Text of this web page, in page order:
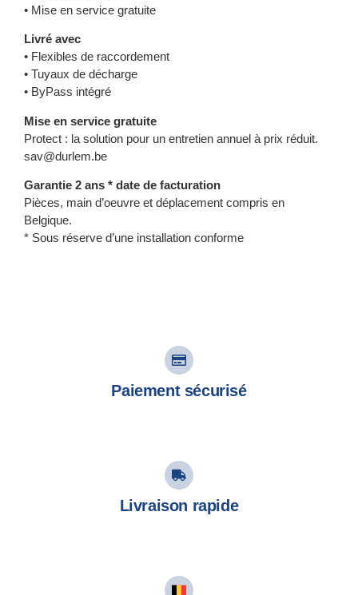
• Mise en service gratuite
Livré avec
• Flexibles de raccordement
• Tuyaux de décharge
• ByPass intégré
Mise en service gratuite
Protect : la solution pour un entretien annuel à prix réduit.
sav@durlem.be
Garantie 2 ans * date de facturation
Pièces, main d’oeuvre et déplacement compris en
Belgique.
* Sous réserve d’une installation conforme
Paiement sécurisé
Livraison rapide